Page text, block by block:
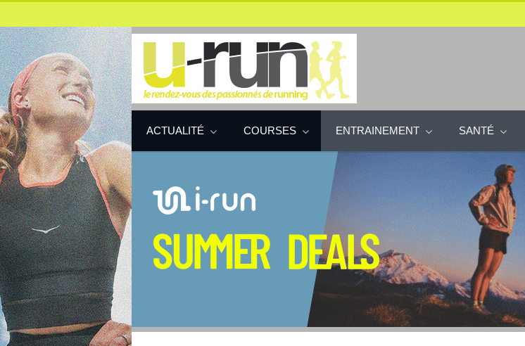
ACTUALITÉ COURSES ENTRAINEMENT SANTÉ